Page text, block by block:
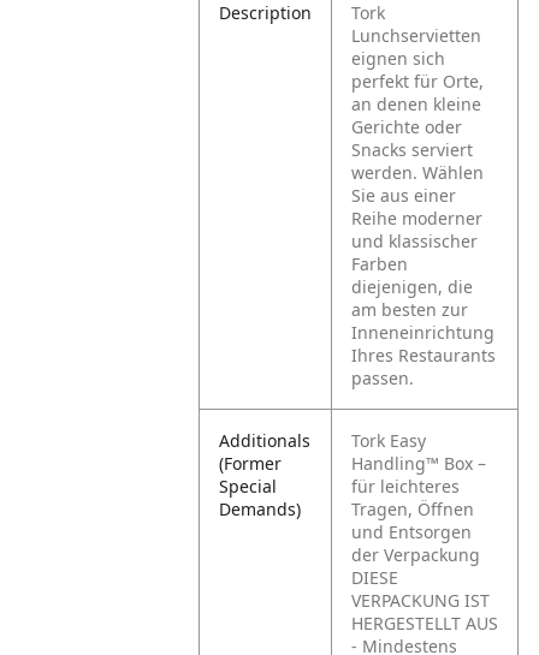
Description
Tork
Lunchservietten
eignen sich
perfekt für Orte,
an denen kleine
Gerichte oder
Snacks serviert
werden. Wählen
Sie aus einer
Reihe moderner
und klassischer
Farben
diejenigen, die
am besten zur
Inneneinrichtung
Ihres Restaurants
passen.
Additionals
(Former
Special
Demands)
Tork Easy
Handling™ Box –
für leichteres
Tragen, Öffnen
und Entsorgen
der Verpackung
DIESE
VERPACKUNG IST
HERGESTELLT AUS
- Mindestens